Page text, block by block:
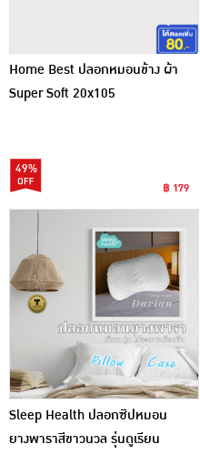
Home Best ปลอกหมอนข้าง ผ้า
Super Soft 20x105
49%
฿ 179
Sleep Health ปลอกซิปหมอน
ยางพาราสีขาวนวล รุ่นดูเรียน